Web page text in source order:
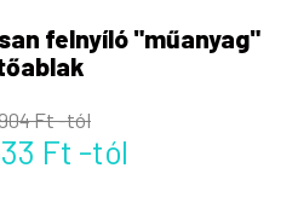
felnyíló "műanyag"
Ft -tól
Ft -tól